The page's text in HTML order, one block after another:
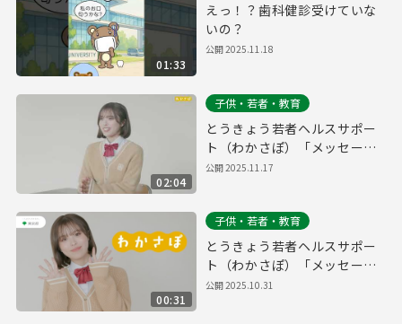
01:33
えっ！？歯科健診受けていな
いの？
公開2025.11.18
02:04
子供・若者・教育
とうきょう若者ヘルスサポー
ト（わかさぽ）「メッセー
ジ」篇 イベントver
公開2025.11.17
00:31
子供・若者・教育
とうきょう若者ヘルスサポー
ト（わかさぽ）「メッセー
ジ」篇 30秒
公開2025.10.31